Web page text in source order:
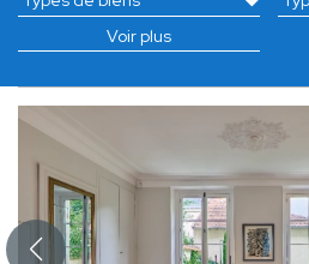
Voir plus